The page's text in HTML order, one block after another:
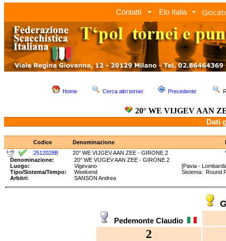
Contatti Elo Italia
Home Cerca altri tornei Precedente
20° WE VIJGEV AAN
Dati
Codice Denominazione
2512028B
20° WE VIJGEV AAN ZEE - GIRONE 2
Denominazione:
20° WE VIJGEV AAN ZEE - GIRONE 2
Luogo:
Vigevano
[Pavia -
Tipo/Sistema/Tempo:
Weekend
Sistema:
Arbitri:
SANSON Andrea
Pedemonte Claudio
2